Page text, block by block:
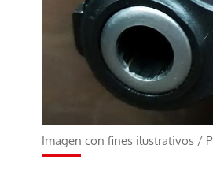
Imagen con fines ilustrativos /